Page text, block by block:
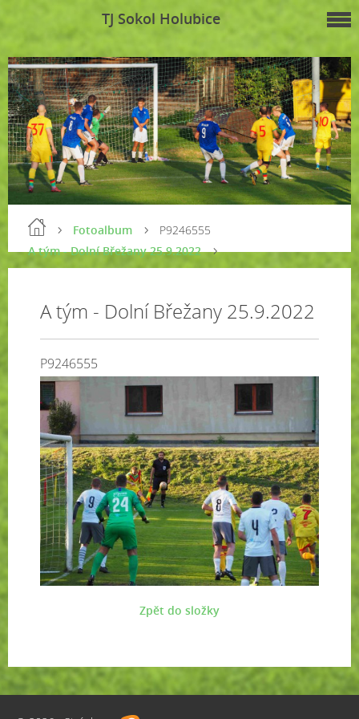
TJ Sokol Holubice
Fotoalbum
A tým - Dolní Břežany 25.9.2022
P9246555
A tým - Dolní Břežany 25.9.2022
P9246555
Zpět do složky